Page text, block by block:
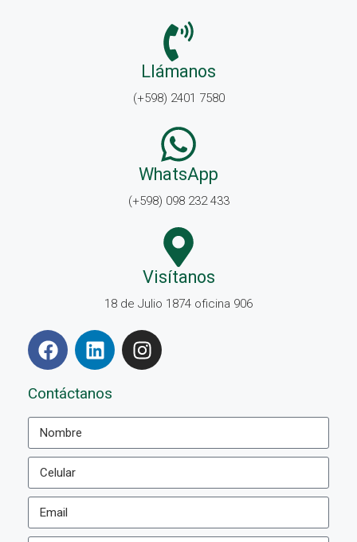
Llámanos
(+598) 2401 7580
WhatsApp
(+598) 098 232 433
Visítanos
18 de Julio 1874 oficina 906
Contáctanos